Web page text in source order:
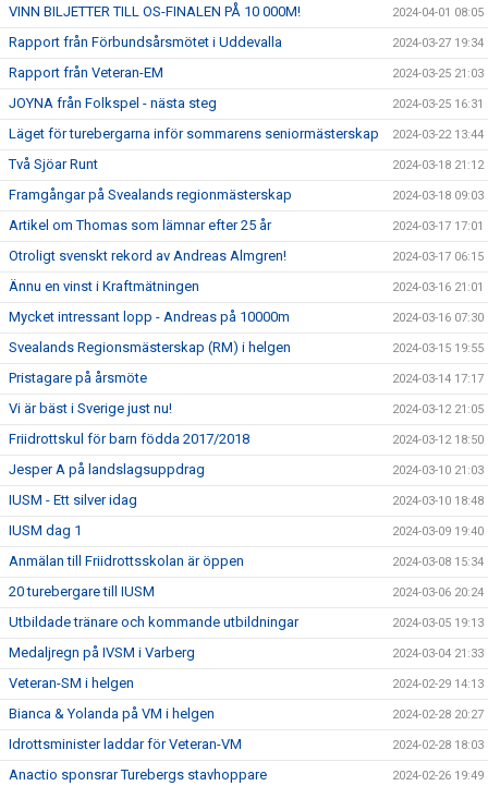
VINN BILJETTER TILL OS-FINALEN PÅ 10 000M! 2024-04-01 08:05
Rapport från Förbundsårsmötet i Uddevalla 2024-03-27 19:34
Rapport från Veteran-EM 2024-03-25 21:03
JOYNA från Folkspel - nästa steg 2024-03-25 16:31
Läget för turebergarna inför sommarens seniormästerskap 2024-03-22 13:44
Två Sjöar Runt 2024-03-18 21:12
Framgångar på Svealands regionmästerskap 2024-03-18 09:03
Artikel om Thomas som lämnar efter 25 år 2024-03-17 17:01
Otroligt svenskt rekord av Andreas Almgren! 2024-03-17 06:15
Ännu en vinst i Kraftmätningen 2024-03-16 21:01
Mycket intressant lopp - Andreas på 10000m 2024-03-16 07:30
Svealands Regionsmästerskap (RM) i helgen 2024-03-15 19:55
Pristagare på årsmöte 2024-03-14 17:17
Vi är bäst i Sverige just nu! 2024-03-12 21:05
Friidrottskul för barn födda 2017/2018 2024-03-12 18:50
Jesper A på landslagsuppdrag 2024-03-10 21:03
IUSM - Ett silver idag 2024-03-10 18:48
IUSM dag 1 2024-03-09 19:40
Anmälan till Friidrottsskolan är öppen 2024-03-08 15:34
20 turebergare till IUSM 2024-03-06 20:24
Utbildade tränare och kommande utbildningar 2024-03-05 19:13
Medaljregn på IVSM i Varberg 2024-03-04 21:33
Veteran-SM i helgen 2024-02-29 14:13
Bianca & Yolanda på VM i helgen 2024-02-28 20:27
Idrottsminister laddar för Veteran-VM 2024-02-28 18:03
Anactio sponsrar Turebergs stavhoppare 2024-02-26 19:49